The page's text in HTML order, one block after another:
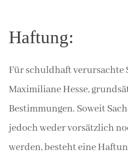
Haftung:
Für schuldhaft verursachte
Maximiliane Hesse,
Bestimmungen. Soweit
jedoch weder vorsätzlich
werden, besteht eine